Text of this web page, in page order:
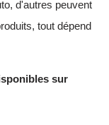
d'autres peuvent
tout dépend
sur